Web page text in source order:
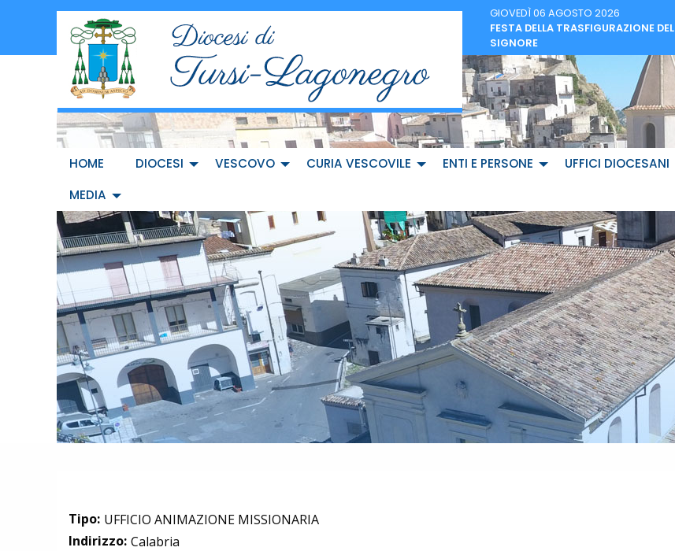
GIOVEDÌ 06 AGOSTO 2026
FESTA DELLA TRASFIGURAZIONE DEL
SIGNORE
HOME DIOCESI VESCOVO CURIA VESCOVILE ENTI E PERSONE UFFICI DIOCESANI
MEDIA
Tipo: UFFICIO ANIMAZIONE MISSIONARIA
Indirizzo: Calabria